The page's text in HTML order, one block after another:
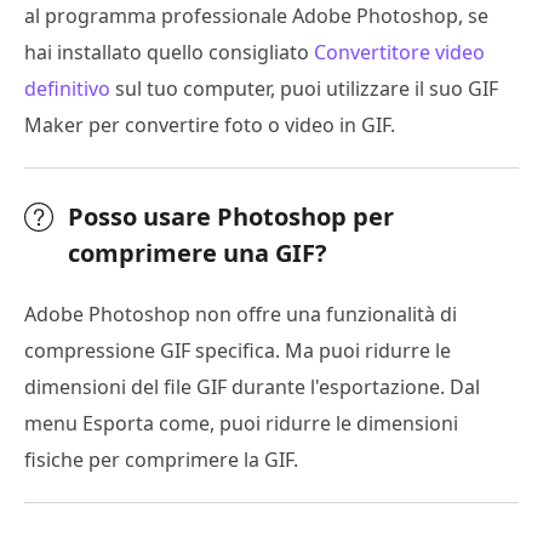
al programma professionale Adobe Photoshop, se
hai installato quello consigliato Convertitore video
definitivo sul tuo computer, puoi utilizzare il suo GIF
Maker per convertire foto o video in GIF.
Posso usare Photoshop per
comprimere una GIF?
Adobe Photoshop non offre una funzionalità di
compressione GIF specifica. Ma puoi ridurre le
dimensioni del file GIF durante l'esportazione. Dal
menu Esporta come, puoi ridurre le dimensioni
fisiche per comprimere la GIF.